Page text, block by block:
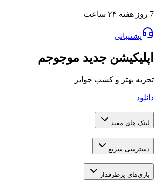
جدید موجوجم
و کسب جوایز
مفید
سریع
پرطرفدار